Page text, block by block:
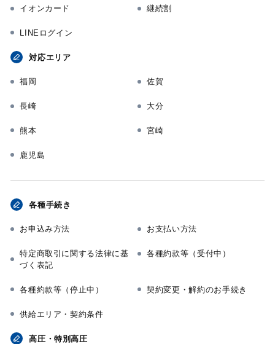
イオンカード 継続割
LINEログイン
対応エリア
福岡 佐賀
長崎 大分
熊本 宮崎
鹿児島
各種手続き
お申込み方法 お支払い方法
特定商取引に関する法律に基
づく表記
各種約款等（受付中）
各種約款等（停止中） 契約変更・解約のお手続き
供給エリア・契約条件
高圧・特別高圧